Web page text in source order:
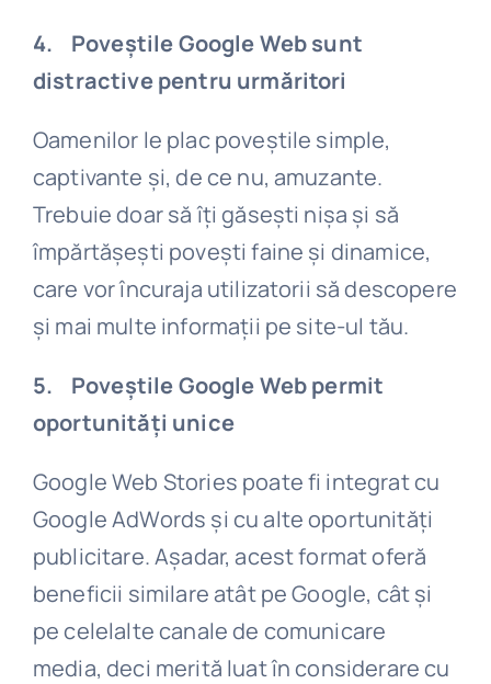
4. Poveștile Google Web sunt
distractive pentru urmăritori
Oamenilor le plac poveștile simple,
captivante și, de ce nu, amuzante.
Trebuie doar să îți găsești nișa și să
împărtășești povești faine și dinamice,
care vor încuraja utilizatorii să descopere
și mai multe informații pe site-ul tău.
5. Poveștile Google Web permit
oportunități unice
Google Web Stories poate fi integrat cu
Google AdWords și cu alte oportunități
publicitare. Așadar, acest format oferă
beneficii similare atât pe Google, cât și
pe celelalte canale de comunicare
media, deci merită luat în considerare cu